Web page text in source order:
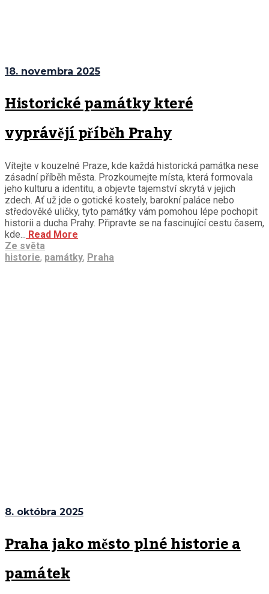
18. novembra 2025
Historické památky které
vyprávějí příběh Prahy
Vítejte v kouzelné Praze, kde každá historická památka nese
zásadní příběh města. Prozkoumejte místa, která formovala
jeho kulturu a identitu, a objevte tajemství skrytá v jejich
zdech. Ať už jde o gotické kostely, barokní paláce nebo
středověké uličky, tyto památky vám pomohou lépe pochopit
historii a ducha Prahy. Připravte se na fascinující cestu časem,
kde... Read More
Ze světa
historie, památky, Praha
8. októbra 2025
Praha jako město plné historie a
památek